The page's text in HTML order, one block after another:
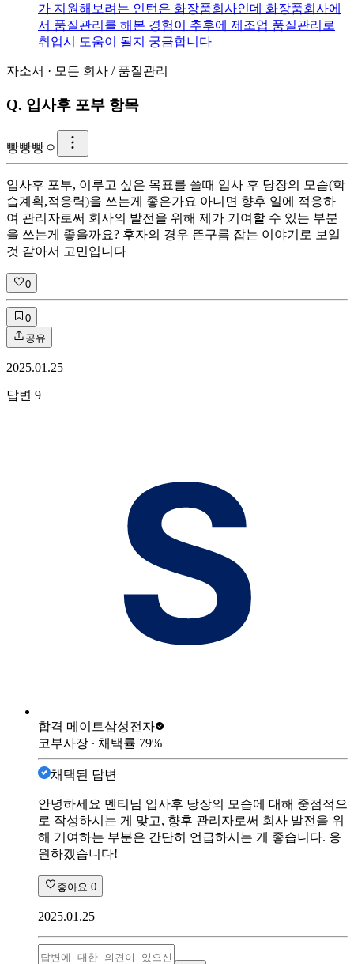
가 지원해보려는 인턴은 화장품회사인데 화장품회사에
서 품질관리를 해본 경험이 추후에 제조업 품질관리로
취업시 도움이 될지 궁금합니다
자소서 · 모든 회사 / 품질관리
Q. 입사후 포부 항목
빵빵빵ㅇ
입사후 포부, 이루고 싶은 목표를 쓸때 입사 후 당장의 모습(학
습계획,적응력)을 쓰는게 좋은가요 아니면 향후 일에 적응하
여 관리자로써 회사의 발전을 위해 제가 기여할 수 있는 부분
을 쓰는게 좋을까요? 후자의 경우 뜬구름 잡는 이야기로 보일
것 같아서 고민입니다
0
0
공유
2025.01.25
답변 9
합격 메이트삼성전자
코부사장 ∙ 채택률 79%
채택된 답변
안녕하세요 멘티님 입사후 당장의 모습에 대해 중점적으
로 작성하시는 게 맞고, 향후 관리자로써 회사 발전을 위
해 기여하는 부분은 간단히 언급하시는 게 좋습니다. 응
원하겠습니다!
좋아요 0
2025.01.25